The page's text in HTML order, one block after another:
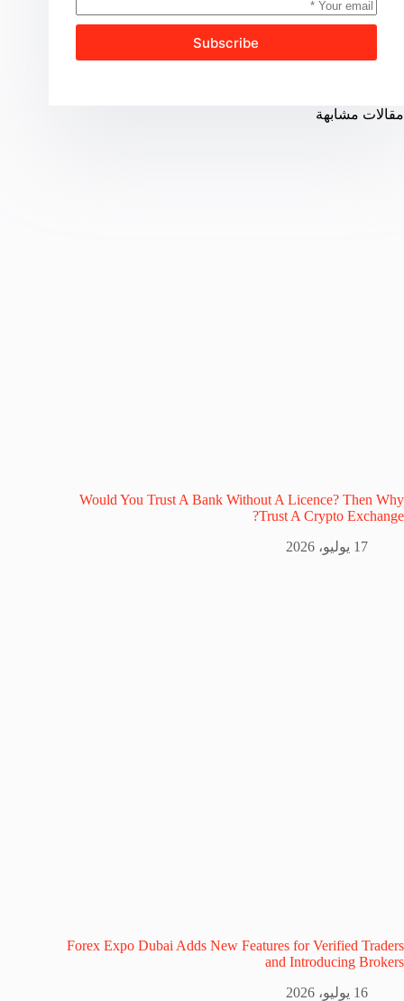
Subscribe
مقالات مشابهة
Would You Trust A Bank Without A Licence? Then Why
Trust A Crypto Exchange?
17 يوليو، 2026
Forex Expo Dubai Adds New Features for Verified Traders
and Introducing Brokers
16 يوليو، 2026